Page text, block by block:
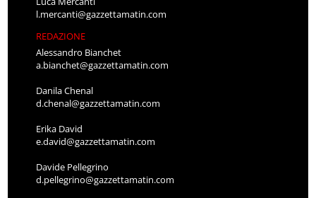
l.mercanti@gazzettamatin.com
REDAZIONE
Alessandro Bianchet
a.bianchet@gazzettamatin.com
Danila Chenal
d.chenal@gazzettamatin.com
Erika David
e.david@gazzettamatin.com
Davide Pellegrino
d.pellegrino@gazzettamatin.com